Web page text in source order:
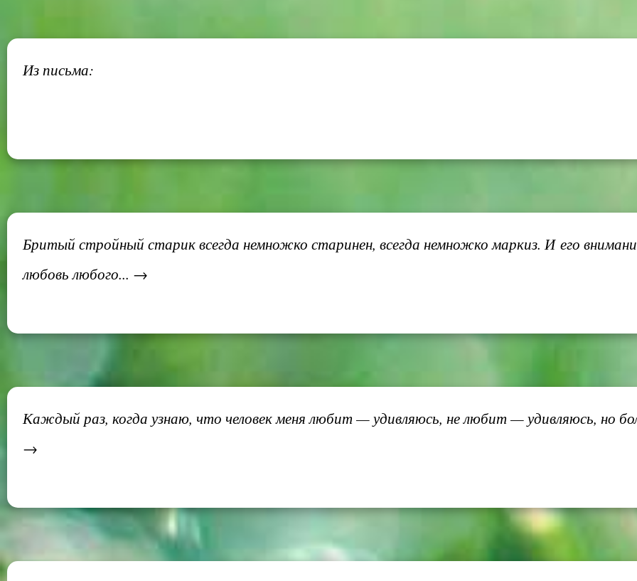
Из письма:
Бритый стройный старик всегда немножко старинен, всегда немножко маркиз. И его
любовь любого... →
Каждый раз, когда узнаю, что человек меня любит — удивляюсь, не любит — удивляюсь, но
→